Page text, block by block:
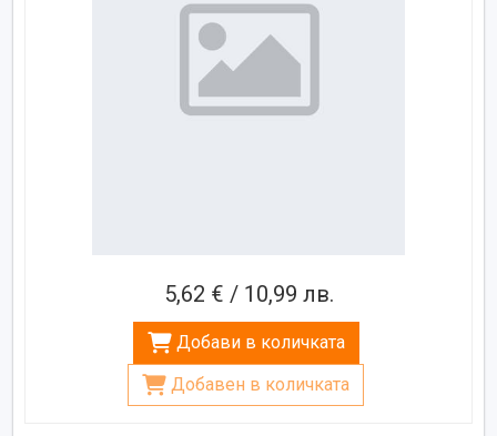
5,62 € / 10,99 лв.
Добави в количката
Добавен в количката